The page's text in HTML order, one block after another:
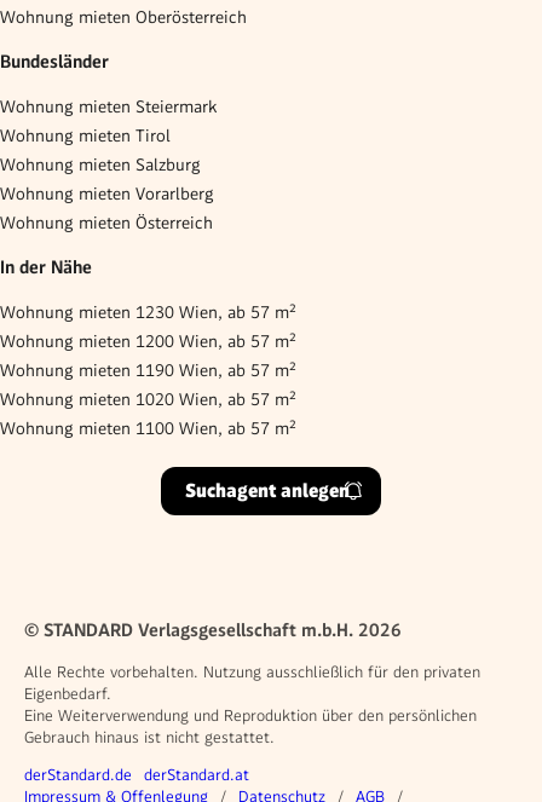
Wohnung mieten Oberösterreich
Bundesländer
Wohnung mieten Steiermark
Wohnung mieten Tirol
Wohnung mieten Salzburg
Wohnung mieten Vorarlberg
Wohnung mieten Österreich
In der Nähe
Wohnung mieten 1230 Wien, ab 57 m²
Wohnung mieten 1200 Wien, ab 57 m²
Wohnung mieten 1190 Wien, ab 57 m²
Wohnung mieten 1020 Wien, ab 57 m²
Wohnung mieten 1100 Wien, ab 57 m²
Suchagent anlegen
© STANDARD Verlagsgesellschaft m.b.H. 2026
Alle Rechte vorbehalten. Nutzung ausschließlich für den privaten
Eigenbedarf.
Eine Weiterverwendung und Reproduktion über den persönlichen
Gebrauch hinaus ist nicht gestattet.
Weitere Angebote
derStandard.de derStandard.at
Rechtliches
Impressum & Offenlegung Datenschutz AGB